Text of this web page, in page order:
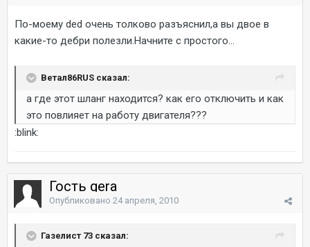
По-моему ded очень толково разъяснил,а вы двое в
какие-то дебри полезли.Начните с простого...
Ветал86RUS сказал:
а где этот шланг находится? как его отключить и как
это повлияет на работу двигателя???
:blink:
Гость gera
Опубликовано 24 апреля, 2010
Газелист 73 сказал: